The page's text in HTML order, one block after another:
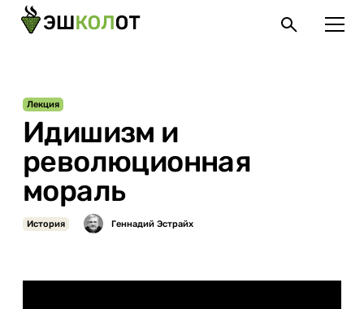
Идишизм и
революционная
мораль
Лекция
История